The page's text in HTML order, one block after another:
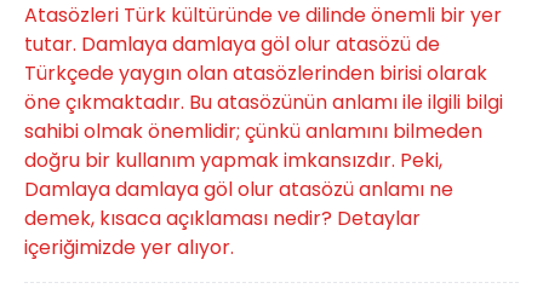
Atasözleri Türk kültüründe ve dilinde önemli bir yer
tutar. Damlaya damlaya göl olur atasözü de
Türkçede yaygın olan atasözlerinden birisi olarak
öne çıkmaktadır. Bu atasözünün anlamı ile ilgili bilgi
sahibi olmak önemlidir; çünkü anlamını bilmeden
doğru bir kullanım yapmak imkansızdır. Peki,
Damlaya damlaya göl olur atasözü anlamı ne
demek, kısaca açıklaması nedir? Detaylar
içeriğimizde yer alıyor.